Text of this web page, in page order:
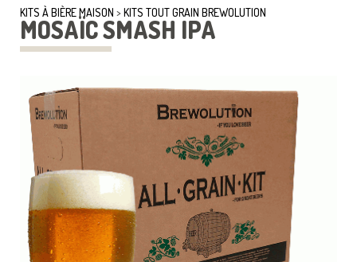
KITS À BIÈRE MAISON > KITS TOUT GRAIN BREWOLUTION
MOSAÏC SMASH IPA